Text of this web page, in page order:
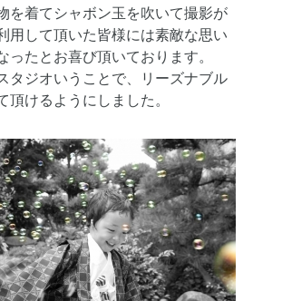
を着てシャボン玉を吹いて撮影が
用して頂いた皆様には素敵な思い
ったとお喜び頂いております。
タジオいうことで、リーズナブル
頂けるようにしました。